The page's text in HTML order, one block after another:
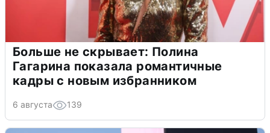
Больше не скрывает: Полина
Гагарина показала романтичные
кадры с новым избранником
6 августа 139